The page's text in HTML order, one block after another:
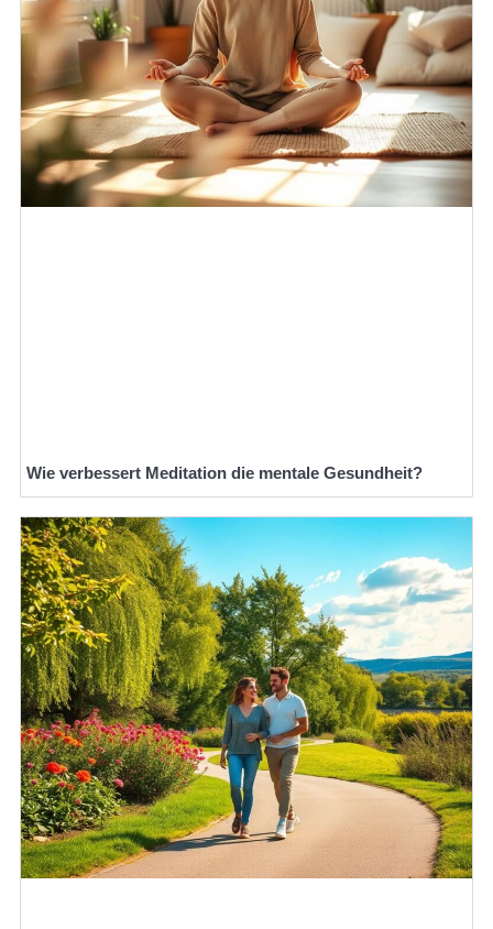
Wie verbessert Meditation die mentale Gesundheit?